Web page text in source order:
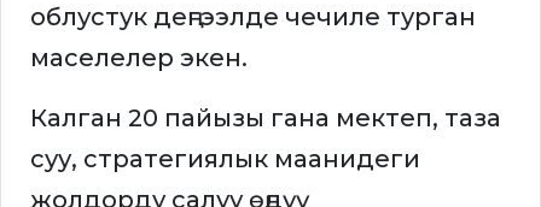
облустук деңгээлде чечиле турган
маселелер экен.
Калган 20 пайызы гана мектеп, таза
суу, стратегиялык маанидеги
жолдорду салуу өңдүү